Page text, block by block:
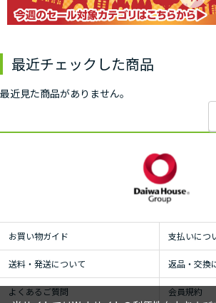
最近チェックした商品
最近見た商品がありません。
お買い物ガイド 支払いにつ
送料・発送について 返品・交換
よくあるご質問 会員規約